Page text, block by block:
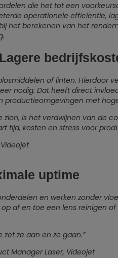
die het tot een
operationele efficiëntie,
het berekenen van het
of linten. Hierdoor
nodig. Dat heeft direct
productieomgevingen met
zien, is het verdwijnen van de
tijd, kosten en stress voor
uptime
en werken zonder
af en toe een lens reinigen
zet ze aan en ze gaan.”
Manager Laser, Videojet